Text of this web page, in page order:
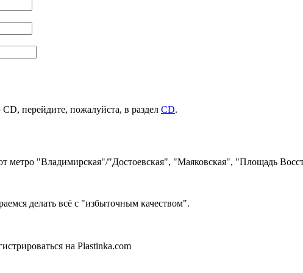
перейдите, пожалуйста, в раздел CD.
метро "Владимирская"/"Достоевская", "Маяковская", "Площадь
делать всё с "избыточным качеством".
на Plastinka.com